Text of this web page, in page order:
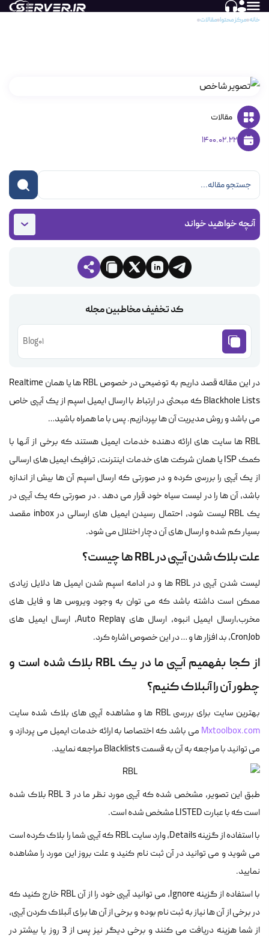
خانه مرکز محتوا مقالات
مقالات
1400.02.22
آنچه خواهید خواند
کد تخفیف مخاطبین مجله
Blog01
در این مقاله قصد داریم به توضیحی در خصوص RBL ها یا همان Realtime
Blackhole Lists که مبحثی در ارتباط با ارسال ایمیل اسپم از یک آیپی خاص
می باشد و روش مدیریت آن ها بپردازیم. پس با ما همراه باشید…
RBL ها سایت های ارائه دهنده خدمات ایمیل هستند که برخی از آنها با
کمک ISP یا همان شرکت های خدمات اینترنت، ترافیک ایمیل های ارسالی
از یک آیپی را بررسی کرده و در صورتی که ارسال اسپم آن ها بیش از اندازه
باشد، آن ها را در لیست سیاه خود قرار می دهد . در صورتی که یک آیپی در
یک RBL لیست شود، احتمال رسیدن ایمیل های ارسالی در inbox مقصد
بسیار کم شده و ارسال های آن دچار اختلال می شود.
علت بلاک شدن آیپی در RBL ها چیست؟
لیست شدن آیپی در RBL ها و در ادامه اسپم شدن ایمیل ها دلایل زیادی
ممکن است داشته باشد که می توان به وجود ویروس ها و فایل های
مخرب،ارسال ایمیل انبوه، ارسال های Auto Replay، ارسال ایمیل های
CronJob، بد افزار ها و … در این خصوص اشاره کرد.
از کجا بفهمیم آیپی ما در یک RBL بلاک شده است و
چطور آن را آنبلاک کنیم؟
بهترین سایت برای بررسی RBL ها و مشاهده آیپی های بلاک شده سایت
Mxtoolbox.com می باشد که اختصاصا به ارائه خدمات ایمیل می پردازد و
می توانید با مراجعه به آن به قسمت Blacklists مراجعه نمایید.
طبق این تصویر، مشخص شده که آیپی مورد نظر ما در 3 RBL بلاک شده
است که با عبارت LISTED مشخص شده است.
با استفاده از گزینه Details، وارد سایت RBL که آیپی شما را بلاک کرده است
می شوید و می توانید در آن ثبت نام کنید و علت بروز این مورد را مشاهده
نمایید.
با استفاده از گزینه Ignore، می توانید آیپی خود را از آن RBL خارج کنید که
در برخی از آن ها نیاز به ثبت نام بوده و برخی از آن ها برای آنبلاک کردن آیپی،
از شما هزینه دریافت می کنند و برخی دیگر نیز پس از 3 روز یا بیشتر در